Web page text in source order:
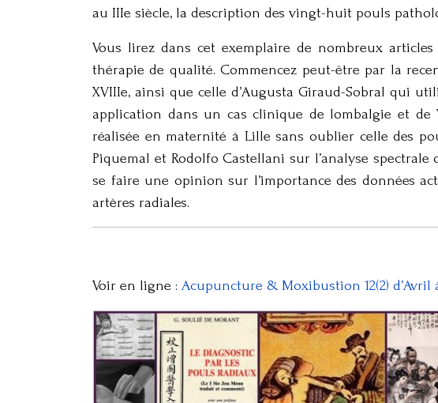
au IIIe siècle, la description des vingt-huit pouls
Vous lirez dans cet exemplaire de nombreux
thérapie de qualité. Commencez peut-être par la
XVIIIe, ainsi que celle d’Augusta Giraud-Sobral qui
application dans un cas clinique de lombalgie et
réalisée en maternité à Lille sans oublier celle des
Piquemal et Rodolfo Castellani sur l’analyse
se faire une opinion sur l’importance des données
artères radiales.
Voir en ligne : Acupuncture & Moxibustion 12(2) d’Avril